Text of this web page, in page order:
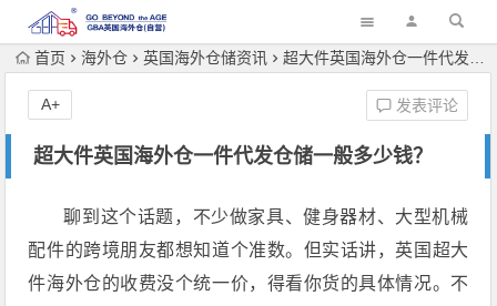
首页 海外仓 英国海外仓储资讯 超大件英国海外仓一件代发仓储一般多少钱？
超大件英国海外仓一件代发仓储一般多少钱？
发表评论
A+
聊到这个话题，不少做家具、健身器材、大型机械
配件的跨境朋友都想知道个准数。但实话讲，英国超大
件海外仓的收费没个统一价，得看你货的具体情况。不